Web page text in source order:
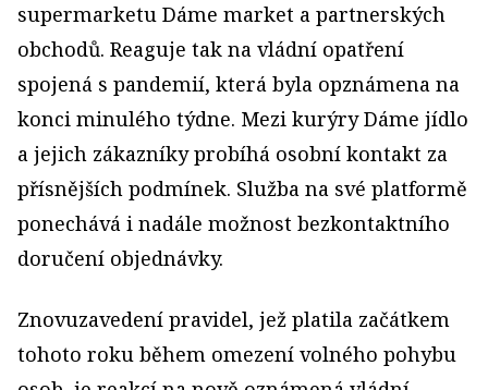
supermarketu Dáme market a partnerských
obchodů. Reaguje tak na vládní opatření
spojená s pandemií, která byla opznámena na
konci minulého týdne. Mezi kurýry Dáme jídlo
a jejich zákazníky probíhá osobní kontakt za
přísnějších podmínek. Služba na své platformě
ponechává i nadále možnost bezkontaktního
doručení objednávky.
Znovuzavedení pravidel, jež platila začátkem
tohoto roku během omezení volného pohybu